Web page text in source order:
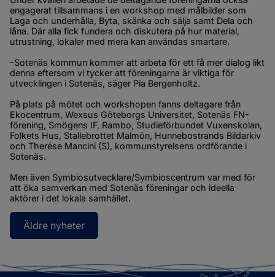
engagerat tillsammans i en workshop med målbilder som
Laga och underhålla, Byta, skänka och sälja samt Dela och
låna. Där alla fick fundera och diskutera på hur material,
utrustning, lokaler med mera kan användas smartare.
-Sotenäs kommun kommer att arbeta för ett få mer dialog likt
denna eftersom vi tycker att föreningarna är viktiga för
utvecklingen i Sotenäs, säger Pia Bergenholtz.
På plats på mötet och workshopen fanns deltagare från
Ekocentrum, Wexsus Göteborgs Universitet, Sotenäs FN-
förening, Smögens IF, Rambo, Studieförbundet Vuxenskolan,
Folkets Hus, Stallebrottet Malmön, Hunnebostrands Bildarkiv
och Therése Mancini (S), kommunstyrelsens ordförande i
Sotenäs.
Men även Symbiosutvecklare/Symbioscentrum var med för
att öka samverkan med Sotenäs föreningar och ideella
aktörer i det lokala samhället.
Äldre nyheter